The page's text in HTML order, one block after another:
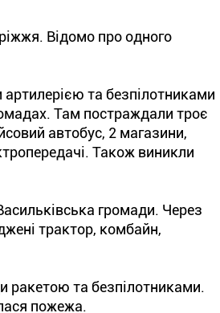
Відомо про одного
та безпілотниками
Там постраждали троє
автобус, 2 магазини,
Також виникли
громади. Через
трактор, комбайн,
ракетою та безпілотниками.
пожежа.